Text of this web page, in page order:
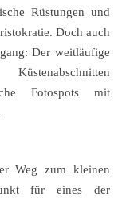
Rüstungen und
Doch auch
Der weitläufige
Fotospots mit
Weg zum kleinen
für eines der